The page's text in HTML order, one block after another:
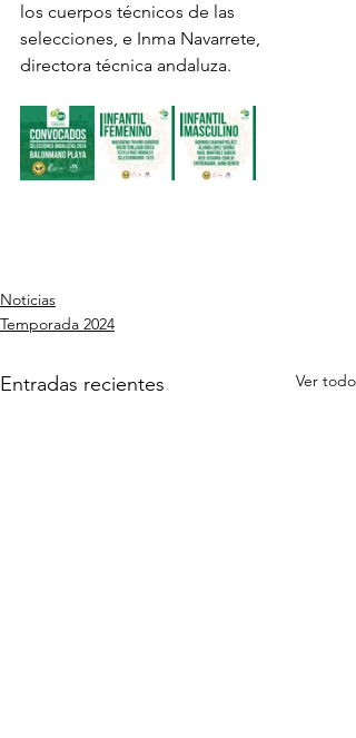
los cuerpos técnicos de las
selecciones, e Inma Navarrete,
directora técnica andaluza.
Noticias
Temporada 2024
Entradas recientes Ver todo